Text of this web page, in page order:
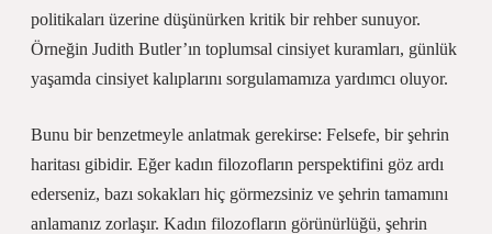
politikaları üzerine düşünürken kritik bir rehber sunuyor.
Örneğin Judith Butler’ın toplumsal cinsiyet kuramları, günlük
yaşamda cinsiyet kalıplarını sorgulamamıza yardımcı oluyor.
Bunu bir benzetmeyle anlatmak gerekirse: Felsefe, bir şehrin
haritası gibidir. Eğer kadın filozofların perspektifini göz ardı
ederseniz, bazı sokakları hiç görmezsiniz ve şehrin tamamını
anlamanız zorlaşır. Kadın filozofların görünürlüğü, şehrin